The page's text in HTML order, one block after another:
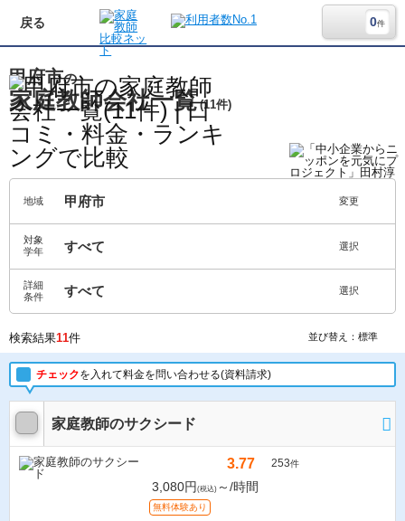
戻る 0件
甲府市の
家庭教師会社一覧 (11件)
地域 甲府市 変更
対象
学年
すべて 選択
詳細
条件
すべて 選択
検索結果11件 並び替え：標準
チェックを入れて料金を問い合わせる(資料請求)
家庭教師のサクシード
3.77 253件
3,080円 (税込) ～/時間
無料体験あり